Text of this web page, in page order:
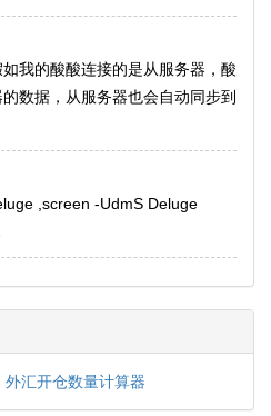
我的酸酸连接的是从服务器，酸
数据，从服务器也会自动同步到
,screen -UdmS Deluge
外汇开仓数量计算器